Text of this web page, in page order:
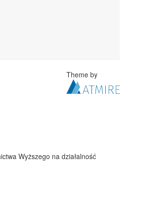
Theme by
Wyższego na działalność